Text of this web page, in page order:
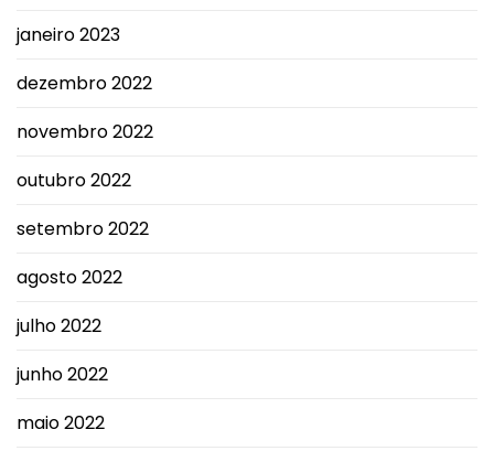
janeiro 2023
dezembro 2022
novembro 2022
outubro 2022
setembro 2022
agosto 2022
julho 2022
junho 2022
maio 2022